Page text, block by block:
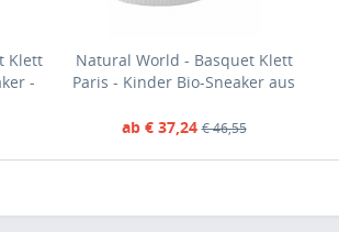
Klett
-
Natural World - Basquet Klett
Paris - Kinder Bio-Sneaker aus
ab € 37,24 € 46,55